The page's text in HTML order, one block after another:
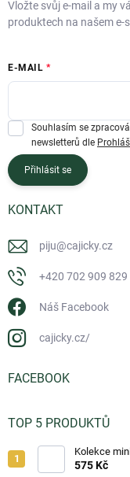
Vložte svůj e-mail a my
produktech na našem e-
E-MAIL
Souhlasím se
newsletterů dle
Přihlásit se
KONTAKT
piju@cajicky.cz
+420 702 909 829
Náš Facebook
cajicky.cz/
FACEBOOK
TOP 5 PRODUKTŮ
Kolekce
575 Kč